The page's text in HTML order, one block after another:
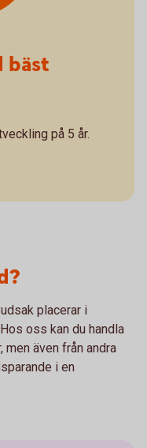
bäst
på 5 år.
placerar i
oss kan du handla
men även från andra
i en